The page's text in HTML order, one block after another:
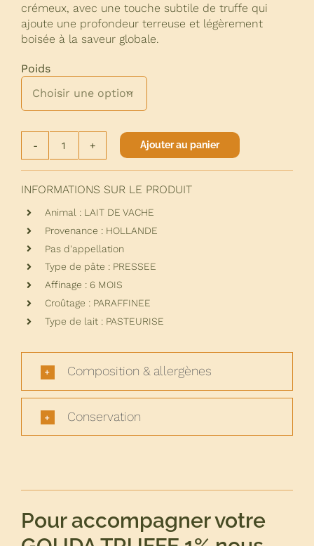
crémeux, avec une touche subtile de truffe qui
ajoute une profondeur terreuse et légèrement
boisée à la saveur globale.
Poids

quantité
de
GOUDA
1%
Ajouter au panier
INFORMATIONS SUR LE PRODUIT
Animal : LAIT DE VACHE
Provenance : HOLLANDE
Pas d'appellation
Type de pâte : PRESSEE
Affinage : 6 MOIS
Croûtage : PARAFFINEE
Type de lait : PASTEURISE
Composition & allergènes
Conservation
Pour accompagner votre